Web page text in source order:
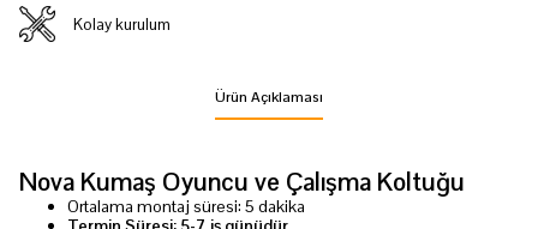
Kolay kurulum
Ürün Açıklaması
Nova Kumaş Oyuncu ve Çalışma Koltuğu
Ortalama montaj süresi: 5 dakika